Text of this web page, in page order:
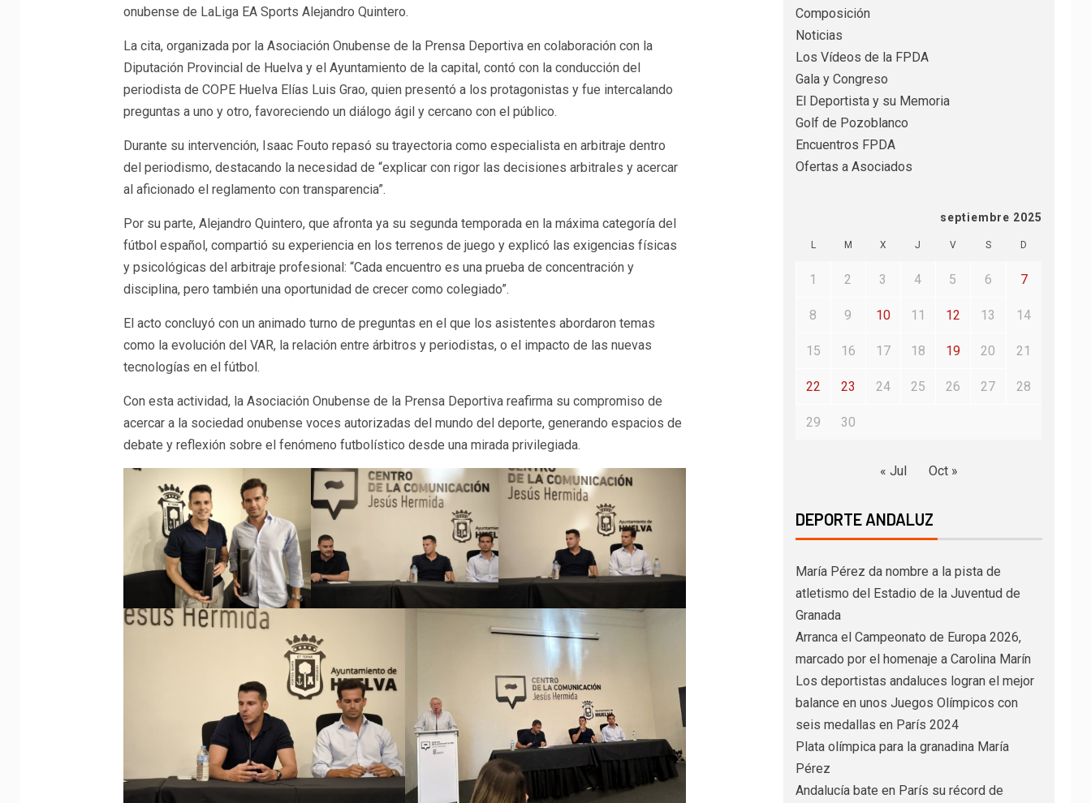
onubense de LaLiga EA Sports Alejandro Quintero.
La cita, organizada por la Asociación Onubense de la Prensa Deportiva en colaboración con la
Diputación Provincial de Huelva y el Ayuntamiento de la capital, contó con la conducción del
periodista de COPE Huelva Elías Luis Grao, quien presentó a los protagonistas y fue intercalando
preguntas a uno y otro, favoreciendo un diálogo ágil y cercano con el público.
Durante su intervención, Isaac Fouto repasó su trayectoria como especialista en arbitraje dentro
del periodismo, destacando la necesidad de “explicar con rigor las decisiones arbitrales y acercar
al aficionado el reglamento con transparencia”.
Por su parte, Alejandro Quintero, que afronta ya su segunda temporada en la máxima categoría del
fútbol español, compartió su experiencia en los terrenos de juego y explicó las exigencias físicas
y psicológicas del arbitraje profesional: “Cada encuentro es una prueba de concentración y
disciplina, pero también una oportunidad de crecer como colegiado”.
El acto concluyó con un animado turno de preguntas en el que los asistentes abordaron temas
como la evolución del VAR, la relación entre árbitros y periodistas, o el impacto de las nuevas
tecnologías en el fútbol.
Con esta actividad, la Asociación Onubense de la Prensa Deportiva reafirma su compromiso de
acercar a la sociedad onubense voces autorizadas del mundo del deporte, generando espacios de
debate y reflexión sobre el fenómeno futbolístico desde una mirada privilegiada.
Composición
Noticias
Los Vídeos de la FPDA
Gala y Congreso
El Deportista y su Memoria
Golf de Pozoblanco
Encuentros FPDA
Ofertas a Asociados
septiembre 2025
L M X J V S D
1 2 3 4 5 6 7
8 9 10 11 12 13 14
15 16 17 18 19 20 21
22 23 24 25 26 27 28
29 30
« Jul Oct »
DEPORTE ANDALUZ
María Pérez da nombre a la pista de
atletismo del Estadio de la Juventud de
Granada
Arranca el Campeonato de Europa 2026,
marcado por el homenaje a Carolina Marín
Los deportistas andaluces logran el mejor
balance en unos Juegos Olímpicos con
seis medallas en París 2024
Plata olímpica para la granadina María
Pérez
Andalucía bate en París su récord de